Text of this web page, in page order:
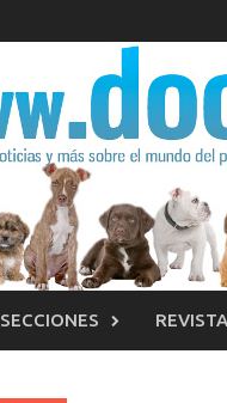
SECCIONES